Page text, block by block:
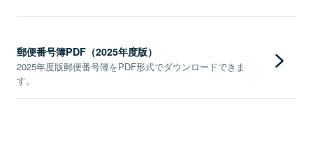
郵便番号簿PDF（2025年度版）
2025年度版郵便番号簿をPDF形式でダウンロードできま
す。